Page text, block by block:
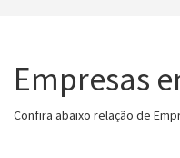
Empresas
Confira abaixo relação de